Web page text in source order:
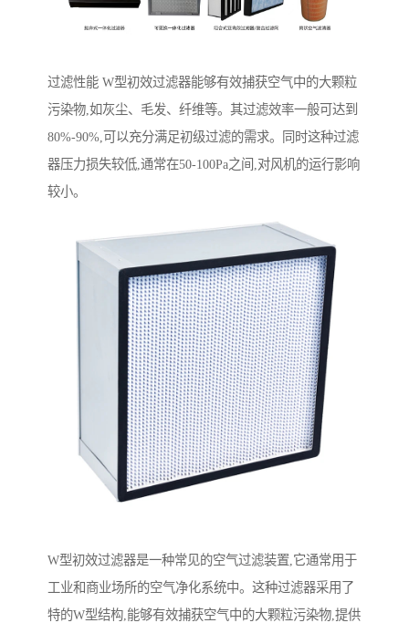
过滤性能 W型初效过滤器能够有效捕获空气中的大颗粒
污染物,如灰尘、毛发、纤维等。其过滤效率一般可达到
80%-90%,可以充分满足初级过滤的需求。同时这种过滤
器压力损失较低,通常在50-100Pa之间,对风机的运行影响
较小。
W型初效过滤器是一种常见的空气过滤装置,它通常用于
工业和商业场所的空气净化系统中。这种过滤器采用了
特的W型结构,能够有效捕获空气中的大颗粒污染物,提供